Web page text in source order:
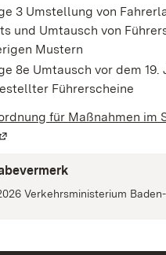
3 Umstellung von
und Umtausch von
Mustern
8e Umtausch vor dem 19.
Führerscheine
für Maßnahmen im
(Wird in einem neuen
Verkehrsministerium